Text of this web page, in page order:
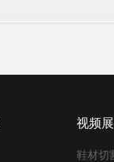
视频
鞋材切